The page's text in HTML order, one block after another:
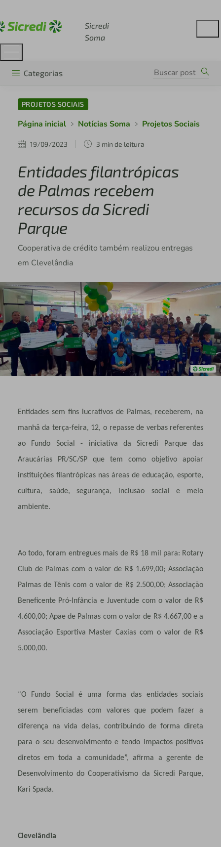
Sicredi
Soma
Categorias
PROJETOS SOCIAIS
Página inicial Notícias Soma Projetos Sociais
19/09/2023 3 min de leitura
Entidades filantrópicas
de Palmas recebem
recursos da Sicredi
Parque
Cooperativa de crédito também realizou entregas
em Clevelândia
Entidades sem fins lucrativos de Palmas, receberem, na
manhã da terça-feira, 12, o repasse de verbas referentes
ao Fundo Social - iniciativa da Sicredi Parque das
Araucárias PR/SC/SP que tem como objetivo apoiar
instituições filantrópicas nas áreas de educação, esporte,
cultura, saúde, segurança, inclusão social e meio
ambiente.
Ao todo, foram entregues mais de R$ 18 mil para: Rotary
Club de Palmas com o valor de R$ 1.699,00; Associação
Palmas de Tênis com o valor de R$ 2.500,00; Associação
Beneficente Pró-Infância e Juventude com o valor de R$
4.600,00; Apae de Palmas com o valor de R$ 4.667,00 e a
Associação Esportiva Master Caxias com o valor de R$
5.000,00.
“O Fundo Social é uma forma das entidades sociais
serem beneficiadas com valores que podem fazer a
diferença na vida delas, contribuindo de forma direta
para o seu desenvolvimento e tendo impactos positivos
diretos em toda a comunidade”, afirma a gerente de
Desenvolvimento do Cooperativismo da Sicredi Parque,
Kari Spada.
Clevelândia